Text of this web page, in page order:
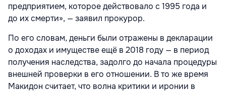
предприятием, которое действовало с 1995 года и
до их смерти», — заявил прокурор.
По его словам, деньги были отражены в декларации
о доходах и имуществе ещё в 2018 году — в период
получения наследства, задолго до начала процедуры
внешней проверки в его отношении. В то же время
Макидон считает, что волна критики и иронии в